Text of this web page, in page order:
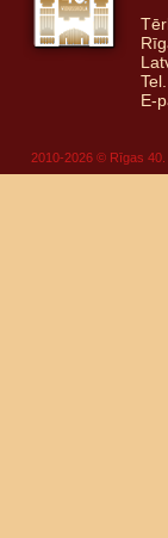
E-
2010-2026 © Rīgas